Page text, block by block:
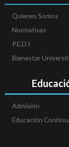
Quienes Somos
Normativas
P.E.D.I
Bienestar
Admisión
Educación